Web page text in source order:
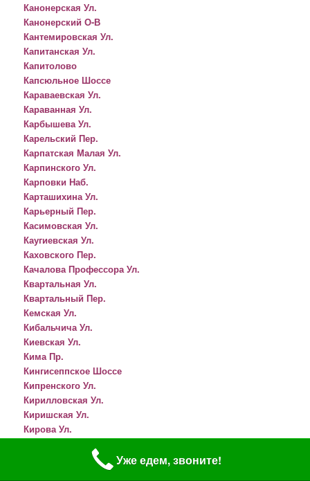
Канонерская Ул.
Канонерский О-В
Кантемировская Ул.
Капитанская Ул.
Капитолово
Капсюльное Шоссе
Караваевская Ул.
Караванная Ул.
Карбышева Ул.
Карельский Пер.
Карпатская Малая Ул.
Карпинского Ул.
Карповки Наб.
Карташихина Ул.
Карьерный Пер.
Касимовская Ул.
Каугиевская Ул.
Каховского Пер.
Качалова Профессора Ул.
Квартальная Ул.
Квартальный Пер.
Кемская Ул.
Кибальчича Ул.
Киевская Ул.
Кима Пр.
Кингисеппское Шоссе
Кипренского Ул.
Кирилловская Ул.
Киришская Ул.
Кирова Ул.
Уже едем, звоните!